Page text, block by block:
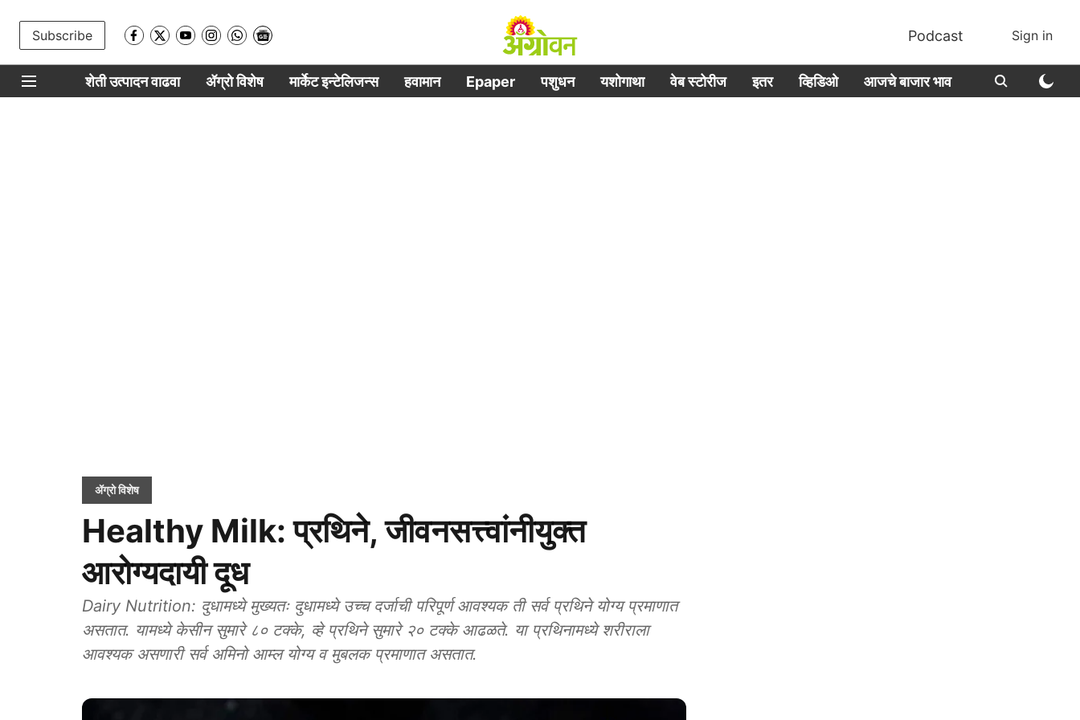
Subscribe Podcast Sign in
शेती उत्पादन वाढवा ॲग्रो विशेष मार्केट इन्टेलिजन्स हवामान Epaper पशुधन यशोगाथा वेब स्टोरीज इतर व्हिडिओ आजचे बाजार भाव
ॲग्रो विशेष
Healthy Milk: प्रथिने, जीवनसत्त्वांनीयुक्त
आरोग्यदायी दूध
Dairy Nutrition: दुधामध्ये मुख्यतः दुधामध्ये उच्च दर्जाची परिपूर्ण आवश्यक ती सर्व प्रथिने योग्य प्रमाणात
असतात. यामध्ये केसीन सुमारे ८० टक्के, व्हे प्रथिने सुमारे २० टक्के आढळते. या प्रथिनामध्ये शरीराला
आवश्यक असणारी सर्व अमिनो आम्ल योग्य व मुबलक प्रमाणात असतात.